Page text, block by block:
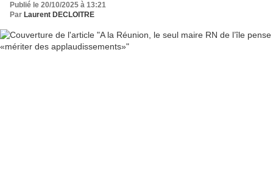
Publié le 20/10/2025 à 13:21
Par Laurent DECLOITRE